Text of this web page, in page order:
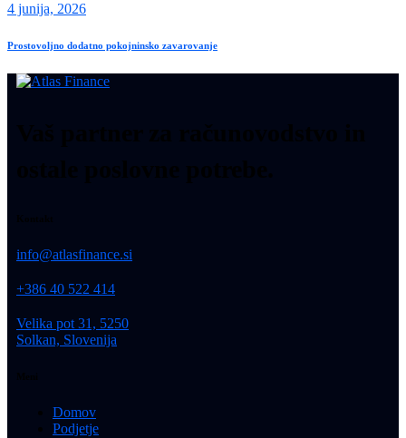
4 junija, 2026
Prostovoljno dodatno pokojninsko zavarovanje
info@atlasfinance.si
+386 40 522 414
Velika pot 31, 5250
Solkan, Slovenija
Domov
Podjetje